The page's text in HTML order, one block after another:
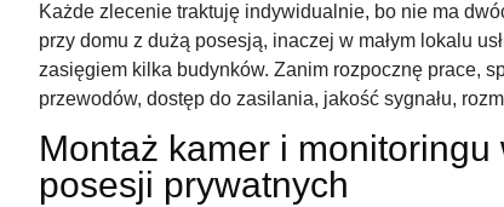
Każde zlecenie traktuję indywidualnie, bo nie ma
przy domu z dużą posesją, inaczej w małym lokalu
zasięgiem kilka budynków. Zanim rozpocznę prace,
przewodów, dostęp do zasilania, jakość sygnału,
Montaż kamer i
posesji prywatnych